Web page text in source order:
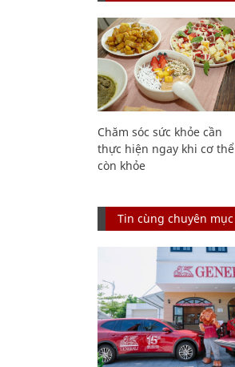
Chăm sóc sức khỏe cần
thực hiện ngay khi cơ thể
còn khỏe
Tin cùng chuyên mục